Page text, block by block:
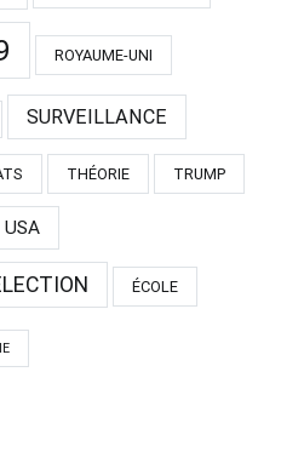
ROYAUME-UNI
SURVEILLANCE
THÉORIE TRUMP
USA
ÉCOLE